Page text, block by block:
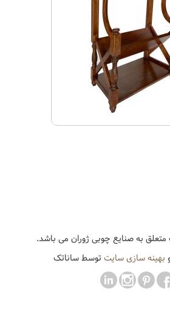
به صنایع چوبی ژوران می باشد.
بهینه سازی سایت توسط ساناتک